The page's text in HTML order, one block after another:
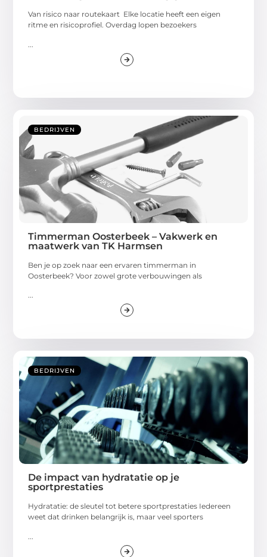
Van risico naar routekaart Elke locatie heeft een eigen
ritme en risicoprofiel. Overdag lopen bezoekers
BEDRIJVEN
Timmerman Oosterbeek – Vakwerk en
maatwerk van TK Harmsen
Ben je op zoek naar een ervaren timmerman in
Oosterbeek? Voor zowel grote verbouwingen als
...
BEDRIJVEN
De impact van hydratatie op je
sportprestaties
Hydratatie: de sleutel tot betere sportprestaties Iedereen
weet dat drinken belangrijk is, maar veel sporters